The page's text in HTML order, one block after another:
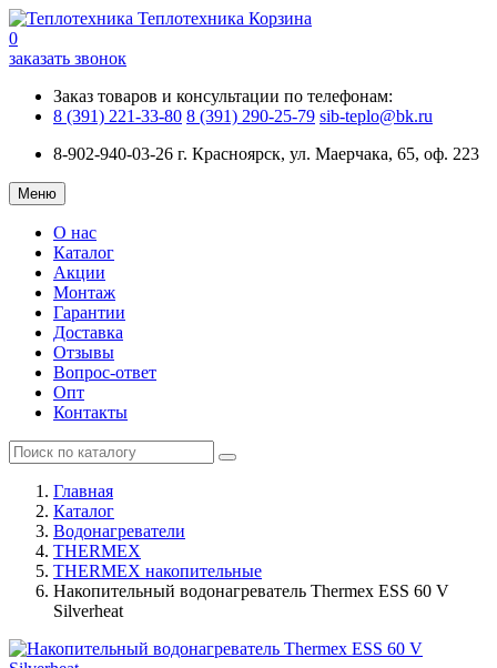
Теплотехника Корзина
0
заказать звонок
Заказ товаров и консультации по телефонам:
8 (391) 221-33-80 8 (391) 290-25-79 sib-teplo@bk.ru
8-902-940-03-26 г. Красноярск, ул. Маерчака, 65, оф. 223
Меню
О нас
Каталог
Акции
Монтаж
Гарантии
Доставка
Отзывы
Вопрос-ответ
Опт
Контакты
Главная
Каталог
Водонагреватели
THERMEX
THERMEX накопительные
Накопительный водонагреватель Thermex ESS 60 V
Silverheat